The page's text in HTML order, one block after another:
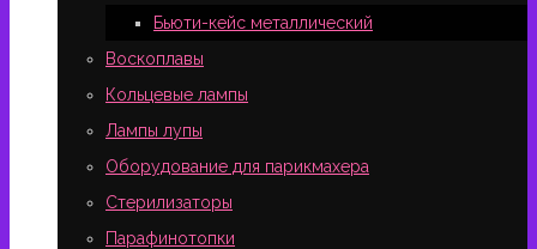
Бьюти-кейс металлический
Воскоплавы
Кольцевые лампы
Лампы лупы
Оборудование для парикмахера
Стерилизаторы
Парафинотопки